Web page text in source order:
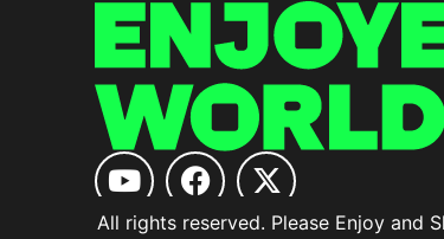
All rights reserved. Please Enjoy and